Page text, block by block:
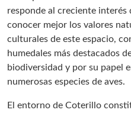
responde al creciente
conocer mejor los valores
culturales de este espacio,
humedales más destacados
biodiversidad y por su papel
numerosas especies de aves.
El entorno de Coterillo